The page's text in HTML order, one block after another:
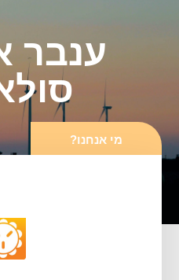
ענבר
מי אנחנו?